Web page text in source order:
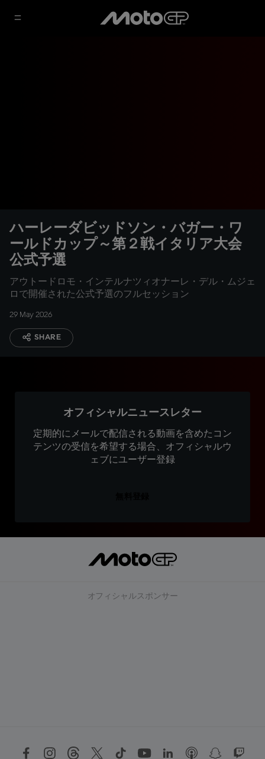
ハーレーダビッドソン・バガー・ワ
ールドカップ～第２戦イタリア大会
公式予選
アウトードロモ・インテルナツィオナーレ・デル・ムジェ
ロで開催された公式予選のフルセッション
29 May 2026
SHARE
オフィシャルニュースレター
定期的にメールで配信される動画を含めたコン
テンツの受信を希望する場合、オフィシャルウ
ェブにユーザー登録
オフィシャルスポンサー